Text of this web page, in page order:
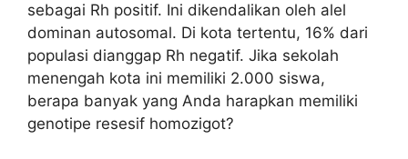
sebagai Rh positif. Ini dikendalikan oleh alel
dominan autosomal. Di kota tertentu, 16% dari
populasi dianggap Rh negatif. Jika sekolah
menengah kota ini memiliki 2.000 siswa,
berapa banyak yang Anda harapkan memiliki
genotipe resesif homozigot?